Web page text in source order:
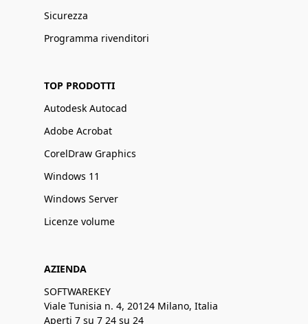
Sicurezza
Programma rivenditori
TOP PRODOTTI
Autodesk Autocad
Adobe Acrobat
CorelDraw Graphics
Windows 11
Windows Server
Licenze volume
AZIENDA
SOFTWAREKEY
Viale Tunisia n. 4, 20124 Milano, Italia
Aperti 7 su 7 24 su 24